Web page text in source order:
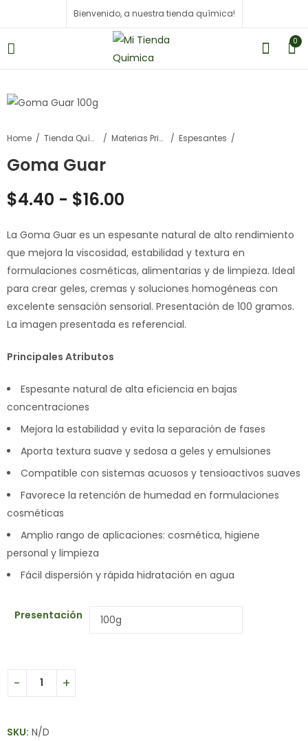
Bienvenido, a nuestra tienda química!
0
Home Tienda Química Materias Primas Espesantes
Goma Guar
$4.40 - $16.00
La Goma Guar es un espesante natural de alto rendimiento
que mejora la viscosidad, estabilidad y textura en
formulaciones cosméticas, alimentarias y de limpieza. Ideal
para crear geles, cremas y soluciones homogéneas con
excelente sensación sensorial. Presentación de 100 gramos.
La imagen presentada es referencial.
Principales Atributos
Espesante natural de alta eficiencia en bajas
concentraciones
Mejora la estabilidad y evita la separación de fases
Aporta textura suave y sedosa a geles y emulsiones
Compatible con sistemas acuosos y tensioactivos suaves
Favorece la retención de humedad en formulaciones
cosméticas
Amplio rango de aplicaciones: cosmética, higiene
personal y limpieza
Fácil dispersión y rápida hidratación en agua
Presentación
SKU: N/D